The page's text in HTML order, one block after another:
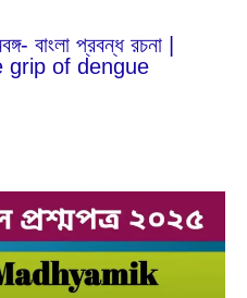
বাংলা প্রবন্ধ রচনা |
grip of dengue